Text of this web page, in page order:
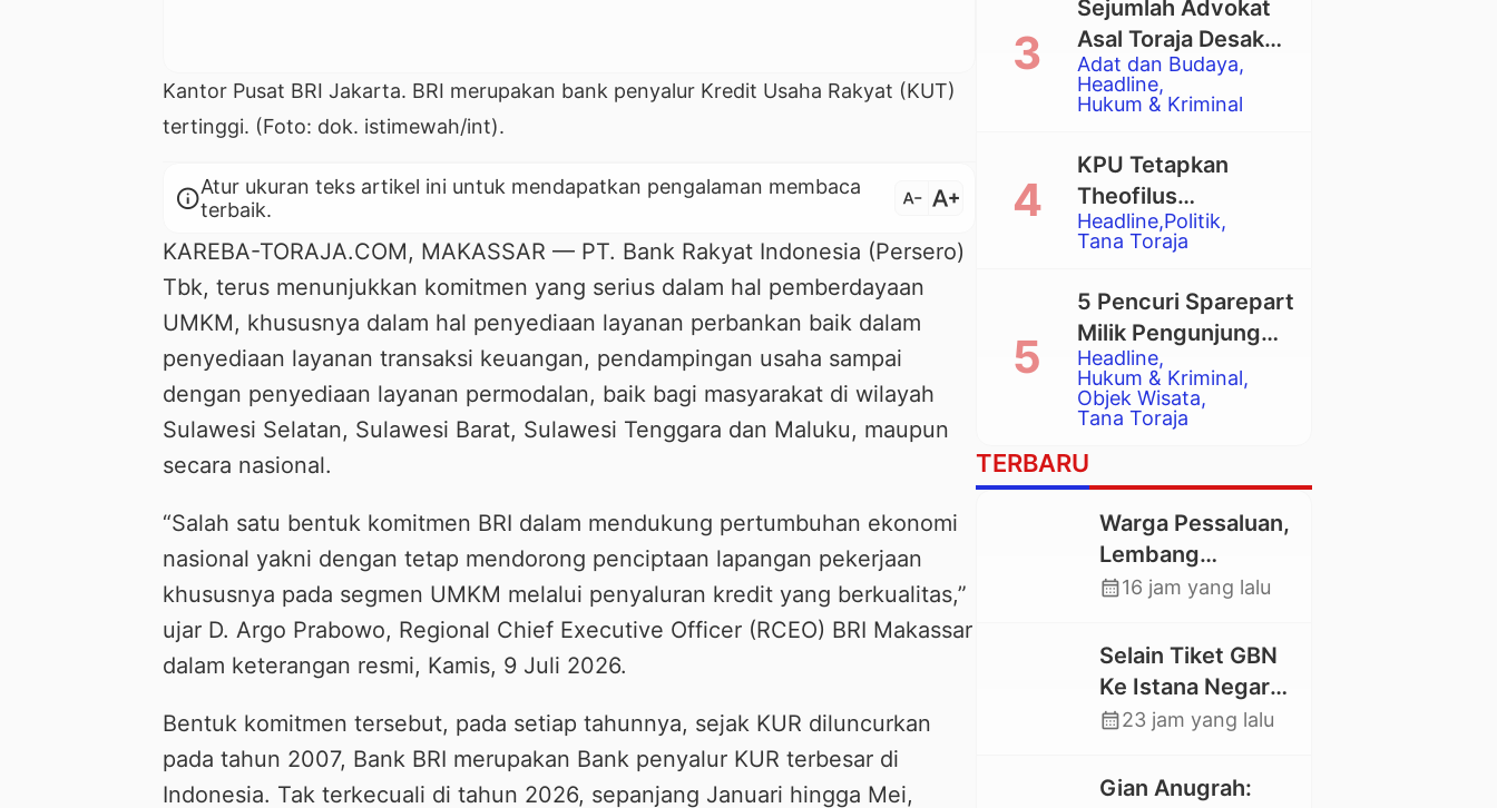
Kantor Pusat BRI Jakarta. BRI merupakan bank penyalur Kredit Usaha Rakyat (KUT)
tertinggi. (Foto: dok. istimewah/int).
infoAtur ukuran teks artikel ini untuk mendapatkan pengalaman membaca
terbaik.
text_decrease text_increase
KAREBA-TORAJA.COM, MAKASSAR — PT. Bank Rakyat Indonesia (Persero)
Tbk, terus menunjukkan komitmen yang serius dalam hal pemberdayaan
UMKM, khususnya dalam hal penyediaan layanan perbankan baik dalam
penyediaan layanan transaksi keuangan, pendampingan usaha sampai
dengan penyediaan layanan permodalan, baik bagi masyarakat di wilayah
Sulawesi Selatan, Sulawesi Barat, Sulawesi Tenggara dan Maluku, maupun
secara nasional.
“Salah satu bentuk komitmen BRI dalam mendukung pertumbuhan ekonomi
nasional yakni dengan tetap mendorong penciptaan lapangan pekerjaan
khususnya pada segmen UMKM melalui penyaluran kredit yang berkualitas,”
ujar D. Argo Prabowo, Regional Chief Executive Officer (RCEO) BRI Makassar
dalam keterangan resmi, Kamis, 9 Juli 2026.
Bentuk komitmen tersebut, pada setiap tahunnya, sejak KUR diluncurkan
pada tahun 2007, Bank BRI merupakan Bank penyalur KUR terbesar di
Indonesia. Tak terkecuali di tahun 2026, sepanjang Januari hingga Mei,
Adat dan Budaya
Headline
Hukum & Kriminal
Sejumlah Advokat
Asal Toraja Desak
Mahkamah Agung
Larang Penggunaan
Eksekusi Rumah
Adat Tongkonan
Headline Politik
Tana Toraja
KPU Tetapkan
Theofilus
Allorerung dan
Zadrak Tombe
sebagai Bupati dan
Wakil Bupati Tana
Toraja Terpilih
Headline
Hukum & Kriminal
Objek Wisata
Tana Toraja
5 Pencuri Sparepart
Milik Pengunjung
Objek Wisata
Pango-Pango
Ditangkap Polisi
TERBARU
Warga Pessaluan,
Lembang
Gandangbatu
Jalan Kabupaten
calendar_month16 jam yang lalu
Selain Tiket GBN
Ke Istana Negara,
Mahasiswa UKI
juga Lolos ke
calendar_month23 jam yang lalu
Gian Anugrah: